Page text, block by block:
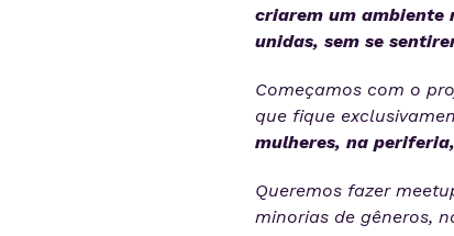
criarem um ambiente
unidas, sem se
Começamos com o
que fique
mulheres, na
Queremos fazer
minorias de gêneros,